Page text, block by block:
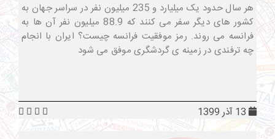
هر سال حدود یک میلیارد و 235 میلیون نفر در سراسر جهان به
کشور های دیگر سفر می کنند که 88.9 میلیون نفر آن ها به
فرانسه می روند. رمز موفقیت فرانسه چیست؟ ایران با انجام
چه ترفندی در زمینه ی گردشگری موفق می شود